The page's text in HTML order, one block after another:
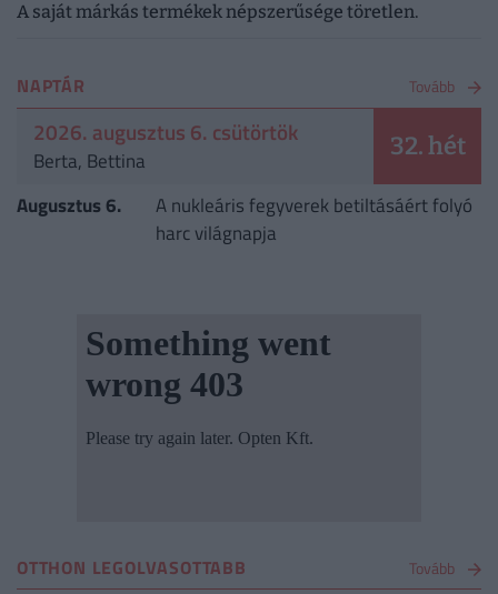
A saját márkás termékek népszerűsége töretlen.
NAPTÁR Tovább
2026. augusztus 6. csütörtök
Berta, Bettina 32. hét
Augusztus 6.
A nukleáris fegyverek betiltásáért folyó
harc világnapja
OTTHON LEGOLVASOTTABB Tovább